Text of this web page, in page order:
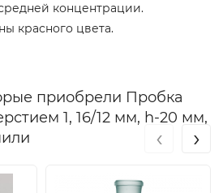
концентрации.
красного цвета.
приобрели Пробка
1, 16/12 мм, h-20 мм,
‹ ›